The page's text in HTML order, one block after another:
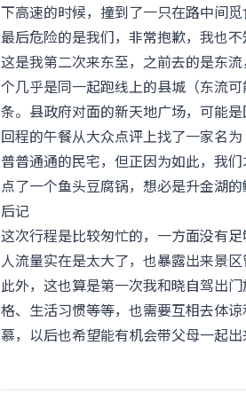
下高速的时候，撞到了一只在路中间
最后危险的是我们，非常抱歉，我也
这是我第二次来东至，之前去的是东
个几乎是同一起跑线上的县城（东流
条。县政府对面的新天地广场，可能
回程的午餐从大众点评上找了一家名
普普通通的民宅，但正因为如此，我
点了一个鱼头豆腐锅，想必是升金湖
后记
这次行程是比较匆忙的，一方面没有
人流量实在是太大了，也暴露出来景
此外，这也算是第一次我和晓自驾出
格、生活习惯等等，也需要互相去体
慕，以后也希望能有机会带父母一起